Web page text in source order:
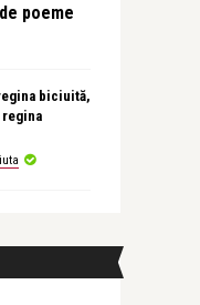
poeme
biciuită,